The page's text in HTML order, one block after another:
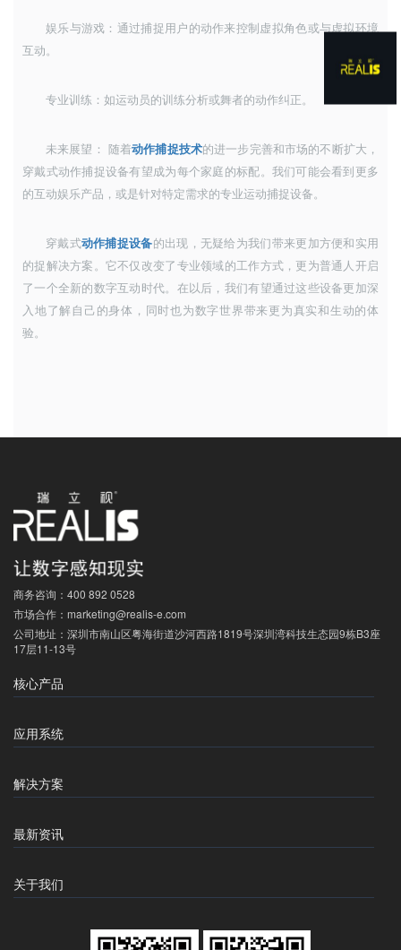
娱乐与游戏：通过捕捉用户的动作来控制虚拟角色或与虚拟环境
互动。
专业训练：如运动员的训练分析或舞者的动作纠正。
未来展望： 随着动作捕捉技术的进一步完善和市场的不断扩大，
穿戴式动作捕捉设备有望成为每个家庭的标配。我们可能会看到更多
的互动娱乐产品，或是针对特定需求的专业运动捕捉设备。
穿戴式动作捕捉设备的出现，无疑给为我们带来更加方便和实用
的捉解决方案。它不仅改变了专业领域的工作方式，更为普通人开启
了一个全新的数字互动时代。在以后，我们有望通过这些设备更加深
入地了解自己的身体，同时也为数字世界带来更为真实和生动的体
验。
商务咨询： 400 892 0528
市场合作： marketing@realis-e.com
公司地址： 深圳市南山区粤海街道沙河西路1819号深圳湾科技生态园9栋B3座
17层11-13号
核心产品
应用系统
解决方案
最新资讯
关于我们